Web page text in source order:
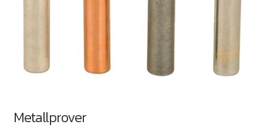
Metallprover